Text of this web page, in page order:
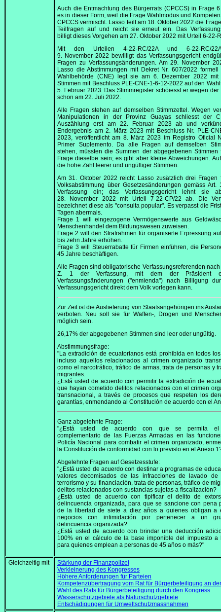
Auch die Entmachtung des Bürgerrats (CPCCS) in Frage
es in dieser Form, weil die Frage Wahlmodus und
CPCCS vermischt. Lasso teilt am 18. Oktober 2022 die
Teilfragen auf und reicht sie erneut ein. Das
billigt dieses Vorgehen am 27. Oktober 2022 mit Urteil 6-22-
Mit den Urteilen 4-22-RC/22A und 6-22-RC/
9. November 2022 bewilligt das Verfassungsgericht
Fragen zu Verfassungsänderungen. Am29. November
Lasso die Abstimmungen mit Dekret Nr. 607/2022
Wahlbehörde (CNE) legt sie am6. Dezember 2022
Stimmen mit Beschluss PLE-CNE-1-6-12-2022 auf den
5. Februar 2023. Das Stimmregister schöiesst er wegen der
schon am 22. Juli 2022.
Alle Fragen stehen auf demselben Stimmzettel. Wegen
Manipulationen in der Provinz Guayas schliesst der
Auszählung erst am 22. Februar 2023ab und
Endergebnis am2. März 2023mit Beschluss Nr. PLE-
2023, veröffentlicht am 8. März 2023 im Registro Oficial
Primer Suplemento. Da alle Fragen auf demselben
stehen, müssten die Summen der abgegebenen Stimmen
Frage dieselbe sein; es gibt aber kleine Abweichungen.
die hohe Zahl leerer und ungültiger Stimmen.
Am31. Oktober 2022 reicht Lasso zusätzlich drei Fragen
Volksabstimmung über Gesetzesänderungen gemäss Art.
Verfassung ein; das Verfassungsgericht lehnt sie
28. November 2022 mit Urteil 7-22-CP/22 ab. Die
bezeichnet diese als "consulta popular". Es verpasst die
Tagen abermals.
Frage 1 will eingezogene Vermögenswerte aus
Menschenhandel dem Bildungswesen zuweisen.
Frage 2 will den Strafrahmen für organiserte Erpressung
bis zehn Jahre erhöhen.
Frage 3 will Steuerrabatte für Firmen einführen, die
45 Jahre beschäftigen.
Alle Fragen sind obligatorische Verfassungsreferenden nach
Z. 1 der Verfassung, mit dem der Präsident
Verfassungsänderungen ("enmienda") nach Billigung
Verfassungsgericht direkt dem Volk vorlegen kann.
Zur Zeit ist die Auslieferung von Staatsangehörigen ins
verboten. Neu soll sie für Waffen-, Drogen und
möglich sein.
26,17% der abgegebenen Stimmen sind leer oder ungültig.
Abstimmungsfrage:
"La extradición de ecuatorianos está prohibida en todos
incluso aquellos relacionados al crimen organizado
como el narcotráfico, tráfico de armas, trata de personas y
migrantes.
¿Está usted de acuerdo con permitir la extradición de
que hayan cometido delitos relacionados con el crimen
transnacional, a través de procesos que respeten los
garantías, enmendando al Constitución de acuerdo con el
Ganz abgelehnte Frage:
"¿Está usted de acuerdo con que se permita el
complementario de las Fuerzas Armadas en las
Policía Nacional para combatir el crimen organizado,
la Constitución de conformidad con lo previsto en el Anexo
Abgelehnte Fragen auf Gesetzesstufe:
"¿Está usted de acuerdo con destinar a programas de
valores decomisados de las infracciones de lavado de
terrorismo y su financiación, trata de personas, tráfico de
delitos relacionados con sustancias sujetas a fiscalización?
¿Está usted de acuerdo con tipificar el delito de
delincuencia organizada, para que se sancione con pena
de la libertad de siete a diez años a quienes obligan a
negocios con intimidación por pertenecer a un
delincuencia organizada?
¿Está usted de acuerdo con brindar una deducción
100% en el cálculo de la base imponible del impuesto a
para quienes emplean a personas de 45 años o más?"
Gleichzeitig mit
Stärkung der Finanzpolizei
Verkleinerung des Kongresses
Höhere Anforderungen für Parteien
Kompetenzübertragung vom Rat für Bürgerbeteiligung an
Wahl des Rats für Bürgerbeteiligung durch den Kongress
Wasserschutzgebiete als Naturschutzgebiete
Entschädigungen für Umweltschutzmassnahmen